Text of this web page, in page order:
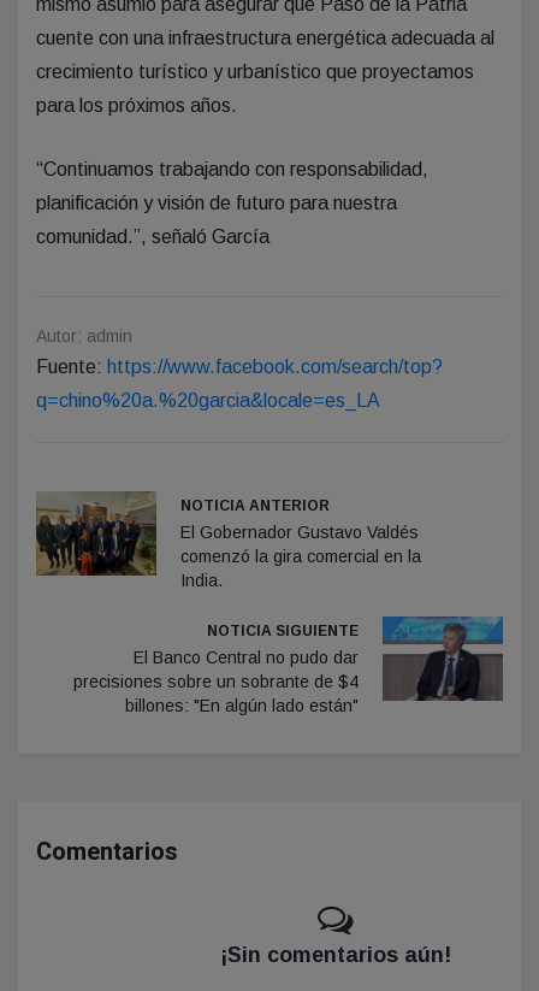
mismo asumió para asegurar que Paso de la Patria
cuente con una infraestructura energética adecuada al
crecimiento turístico y urbanístico que proyectamos
para los próximos años.
“Continuamos trabajando con responsabilidad,
planificación y visión de futuro para nuestra
comunidad.”, señaló García
Autor: admin
Fuente: https://www.facebook.com/search/top?
q=chino%20a.%20garcia&locale=es_LA
NOTICIA ANTERIOR
El Gobernador Gustavo Valdés
comenzó la gira comercial en la
India.
NOTICIA SIGUIENTE
El Banco Central no pudo dar
precisiones sobre un sobrante de $4
billones: "En algún lado están"
Comentarios
¡Sin comentarios aún!